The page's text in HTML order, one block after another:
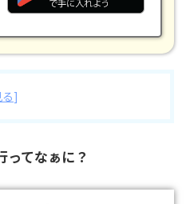
]
ってなぁに？